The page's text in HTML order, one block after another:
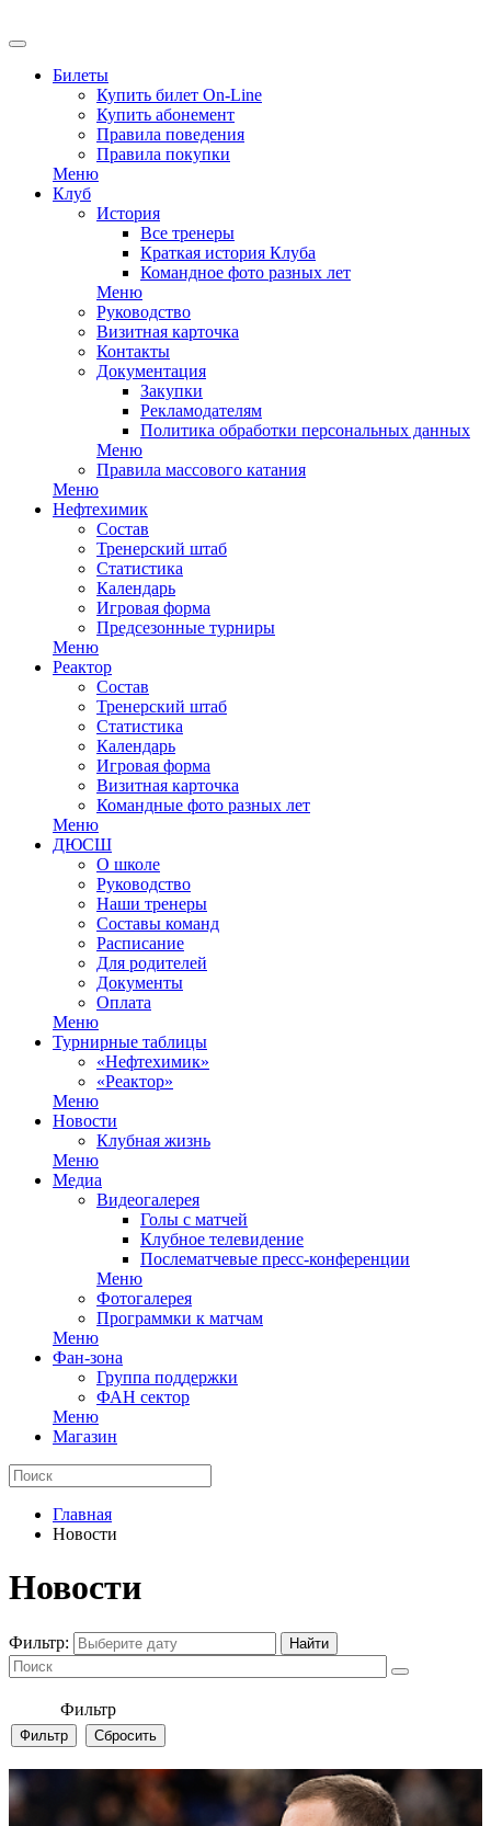
Билеты
Купить билет On-Line
Купить абонемент
Правила поведения
Правила покупки
Меню
Клуб
История
Все тренеры
Краткая история Клуба
Командное фото разных лет
Меню
Руководство
Визитная карточка
Контакты
Документация
Закупки
Рекламодателям
Политика обработки персональных данных
Меню
Правила массового катания
Меню
Нефтехимик
Состав
Тренерский штаб
Статистика
Календарь
Игровая форма
Предсезонные турниры
Меню
Реактор
Состав
Тренерский штаб
Статистика
Календарь
Игровая форма
Визитная карточка
Командные фото разных лет
Меню
ДЮСШ
О школе
Руководство
Наши тренеры
Составы команд
Расписание
Для родителей
Документы
Оплата
Меню
Турнирные таблицы
«Нефтехимик»
«Реактор»
Меню
Новости
Клубная жизнь
Меню
Медиа
Видеогалерея
Голы с матчей
Клубное телевидение
Послематчевые пресс-конференции
Меню
Фотогалерея
Программки к матчам
Меню
Фан-зона
Группа поддержки
ФАН сектор
Меню
Магазин
Главная
Новости
Новости
Фильтр:
Фильтр